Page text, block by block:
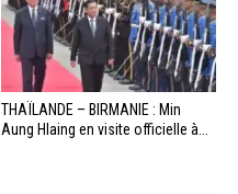
THAÏLANDE – BIRMANIE : Min
Aung Hlaing en visite officielle à...